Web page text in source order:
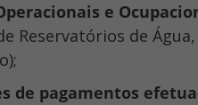
e
Reservatórios de
de pagamentos